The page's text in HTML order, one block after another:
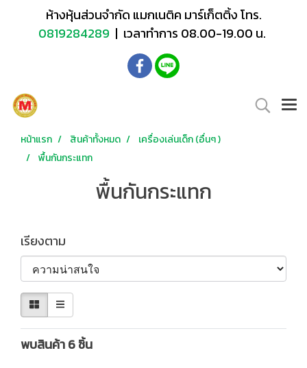
ห้างหุ้นส่วนจำกัด แมกเนติค มาร์เก็ตติ้ง โทร.
0819284289 | เวลาทำการ 08.00-19.00 น.
หน้าแรก สินค้าทั้งหมด
เครื่องเล่นเด็ก (อื่นๆ )
พื้นกันกระแทก
พื้นกันกระแทก
เรียงตาม
พบสินค้า 6 ชิ้น